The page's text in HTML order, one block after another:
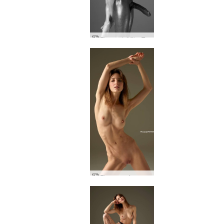
Flora och Mike Tom från Finland hyllar del ett
Flora passform och rolig